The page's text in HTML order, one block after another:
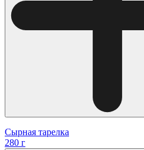
Сырная тарелка
280 г